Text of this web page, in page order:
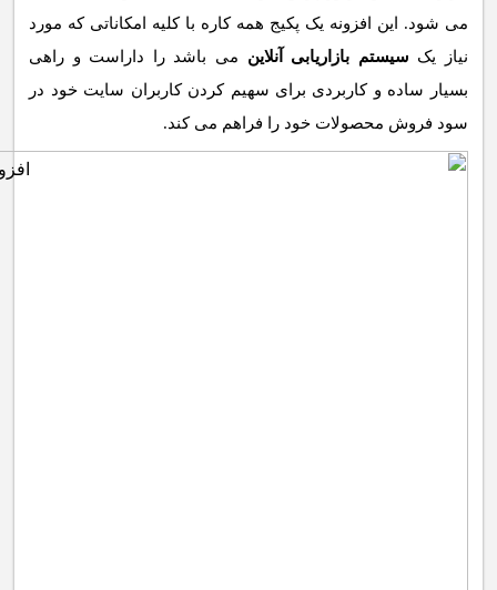
می شود. این افزونه یک پکیج همه کاره با کلیه امکاناتی که مورد
نیاز یک سیستم بازاریابی آنلاین می باشد را داراست و راهی
بسیار ساده و کاربردی برای سهیم کردن کاربران سایت خود در
سود فروش محصولات خود را فراهم می کند.